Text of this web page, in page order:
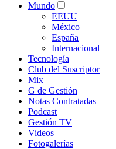
Mundo
EEUU
México
España
Internacional
Tecnología
Club del Suscriptor
Mix
G de Gestión
Notas Contratadas
Podcast
Gestión TV
Videos
Fotogalerías